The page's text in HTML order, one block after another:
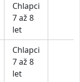
Chlapci
7 až 8
let
Chlapci
7 až 8
let